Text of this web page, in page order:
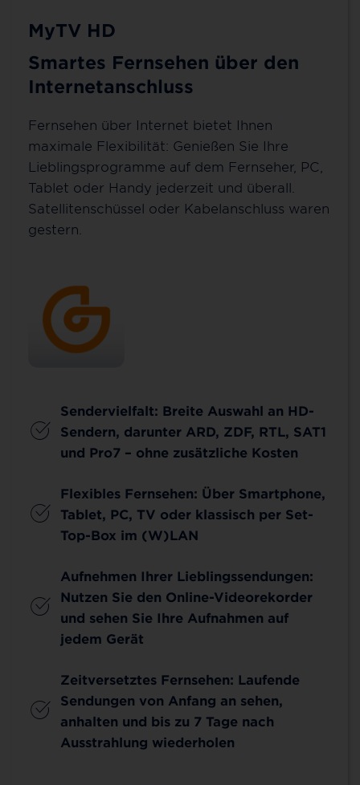
MyTV HD
Smartes Fernsehen über den
Internetanschluss
Fernsehen über Internet bietet Ihnen
maximale Flexibilität: Genießen Sie Ihre
Lieblingsprogramme auf dem Fernseher, PC,
Tablet oder Handy jederzeit und überall.
Satellitenschüssel oder Kabelanschluss waren
gestern.
Sendervielfalt: Breite Auswahl an HD-
Sendern, darunter ARD, ZDF, RTL, SAT1
und Pro7 – ohne zusätzliche Kosten
Flexibles Fernsehen: Über Smartphone,
Tablet, PC, TV oder klassisch per Set-
Top-Box im (W)LAN
Aufnehmen Ihrer Lieblingssendungen:
Nutzen Sie den Online-Videorekorder
und sehen Sie Ihre Aufnahmen auf
jedem Gerät
Zeitversetztes Fernsehen: Laufende
Sendungen von Anfang an sehen,
anhalten und bis zu 7 Tage nach
Ausstrahlung wiederholen